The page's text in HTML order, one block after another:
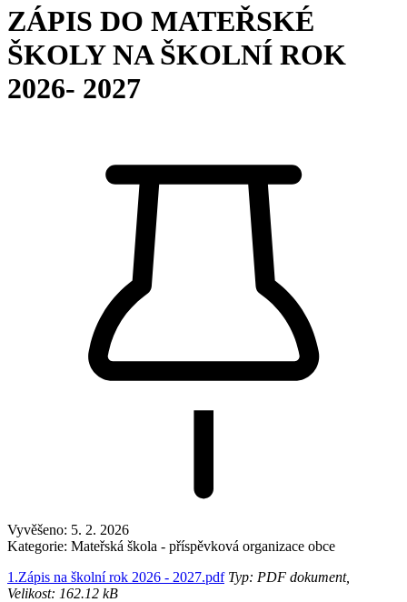
ZÁPIS DO MATEŘSKÉ
ŠKOLY NA ŠKOLNÍ ROK
2026- 2027
Vyvěšeno: 5. 2. 2026
Kategorie: Mateřská škola - příspěvková organizace obce
1.Zápis na školní rok 2026 - 2027.pdfTyp: PDF dokument,
Velikost: 162.12 kB